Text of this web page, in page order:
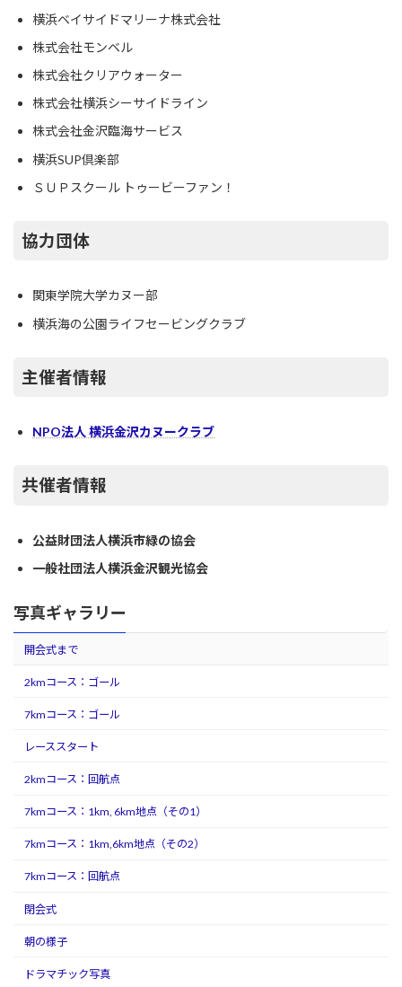
横浜ベイサイドマリーナ株式会社
株式会社モンベル
株式会社クリアウォーター
株式会社横浜シーサイドライン
株式会社金沢臨海サービス
横浜SUP倶楽部
ＳＵＰスクール トゥービーファン！
協力団体
関東学院大学カヌー部
横浜海の公園ライフセービングクラブ
主催者情報
NPO法人 横浜金沢カヌークラブ
共催者情報
公益財団法人横浜市緑の協会
一般社団法人横浜金沢観光協会
写真ギャラリー
開会式まで
2kmコース：ゴール
7kmコース：ゴール
レーススタート
2kmコース：回航点
7kmコース：1km, 6km地点（その1）
7kmコース：1km,6km地点（その2）
7kmコース：回航点
閉会式
朝の様子
ドラマチック写真